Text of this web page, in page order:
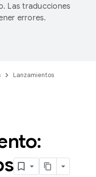
Las traducciones
errores.
Lanzamientos